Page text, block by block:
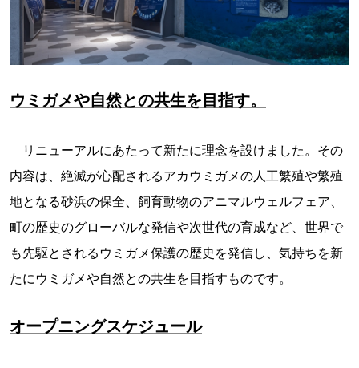
ウミガメや自然との共生を目指す。
リニューアルにあたって新たに理念を設けました。その
内容は、絶滅が心配されるアカウミガメの人工繁殖や繁殖
地となる砂浜の保全、飼育動物のアニマルウェルフェア、
町の歴史のグローバルな発信や次世代の育成など、世界で
も先駆とされるウミガメ保護の歴史を発信し、気持ちを新
たにウミガメや自然との共生を目指すものです。
オープニングスケジュール